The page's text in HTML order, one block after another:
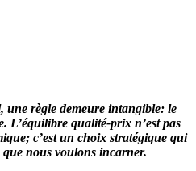
une règle demeure intangible: le
L’équilibre qualité-prix n’est pas
c’est un choix stratégique qui
que nous voulons incarner.